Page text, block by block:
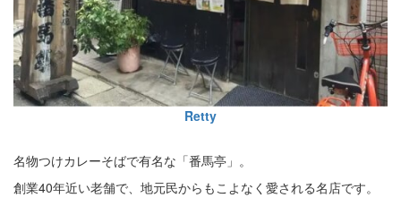
Retty
名物つけカレーそばで有名な「番馬亭」。
創業40年近い老舗で、地元民からもこよなく愛される名店です。​